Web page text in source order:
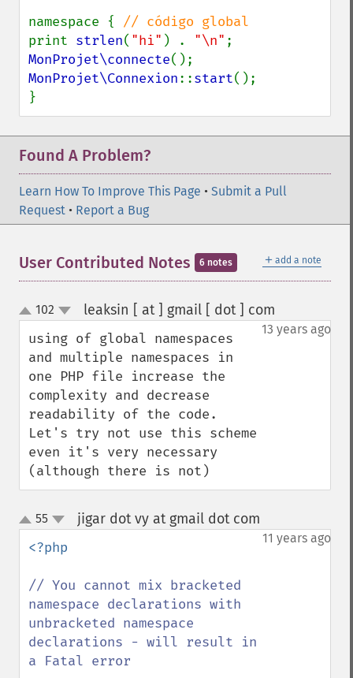
namespace {
print strlen( "hi" ) . "\n"
MonProjet\connecte
MonProjet\Connexion::start();
}
Found A Problem?
Learn How To Improve This Page • Submit a Pull
Request • Report a Bug
＋ add a note
User Contributed Notes 6 notes
up
down
102 leaksin [ at ] gmail [ dot ] com
13 years ago
using of global namespaces
and multiple namespaces in
one PHP file increase the
complexity and decrease
readability of the code.
Let's try not use this scheme
even it's very necessary
(although there is not)
up
down
55 jigar dot vy at gmail dot com
11 years ago
<?php
// You cannot mix bracketed
namespace declarations with
unbracketed namespace
declarations - will result in
a Fatal error